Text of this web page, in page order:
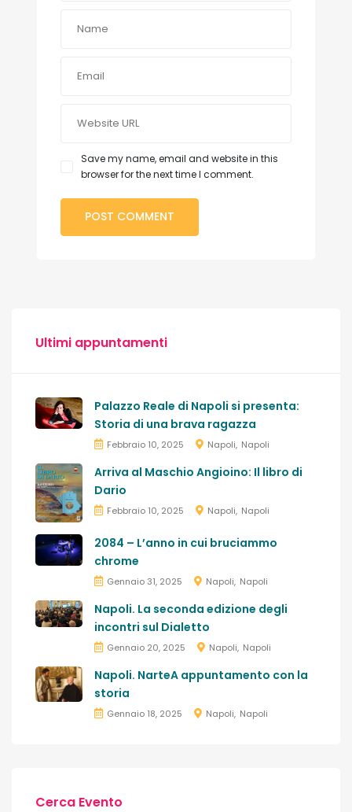
Save my name, email and website in this
browser for the next time I comment.
Ultimi appuntamenti
Palazzo Reale di Napoli si presenta:
Storia di una brava ragazza
Febbraio 10, 2025 Napoli Napoli
Arriva al Maschio Angioino: Il libro di
Dario
Febbraio 10, 2025 Napoli Napoli
2084 – L’anno in cui bruciammo
chrome
Gennaio 31, 2025 Napoli Napoli
Napoli. La seconda edizione degli
incontri sul Dialetto
Gennaio 20, 2025 Napoli Napoli
Napoli. NarteA appuntamento con la
storia
Gennaio 18, 2025 Napoli Napoli
Cerca Evento